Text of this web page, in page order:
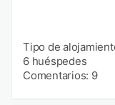
Tipo de
6 huéspedes
Comentarios: 9